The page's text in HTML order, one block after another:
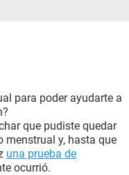
para poder ayudarte a
que pudiste quedar
menstrual y, hasta que
una prueba de
ocurrió.